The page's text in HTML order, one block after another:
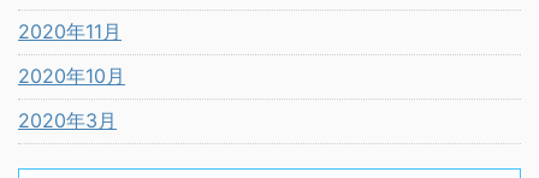
2020年11月
2020年10月
2020年3月